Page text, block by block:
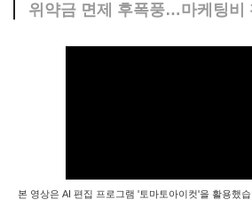
위약금 면제 후폭풍…마케팅비
본 영상은 AI 편집 프로그램 '토마토아이컷'을 활용했습